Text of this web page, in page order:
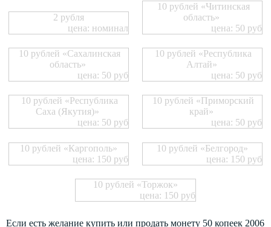
2 рубля
цена: номинал
10 рублей «Читинская
область»
цена: 50 руб
10 рублей «Сахалинская
область»
цена: 50 руб
10 рублей «Республика
Алтай»
цена: 50 руб
10 рублей «Республика
Саха (Якутия)»
цена: 50 руб
10 рублей «Приморский
край»
цена: 50 руб
10 рублей «Каргополь»
цена: 150 руб
10 рублей «Белгород»
цена: 150 руб
10 рублей «Торжок»
цена: 150 руб
Если есть желание купить или продать монету 50 копеек 2006